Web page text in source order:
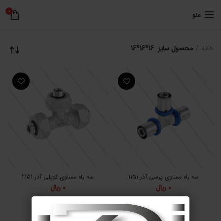
منو 0
خانه محصول سایز 16*16*16
سه راه مساوی پرسی آذر 1151
0 ﷼
سه راه مساوی کوپلی آذر 2151
0 ﷼